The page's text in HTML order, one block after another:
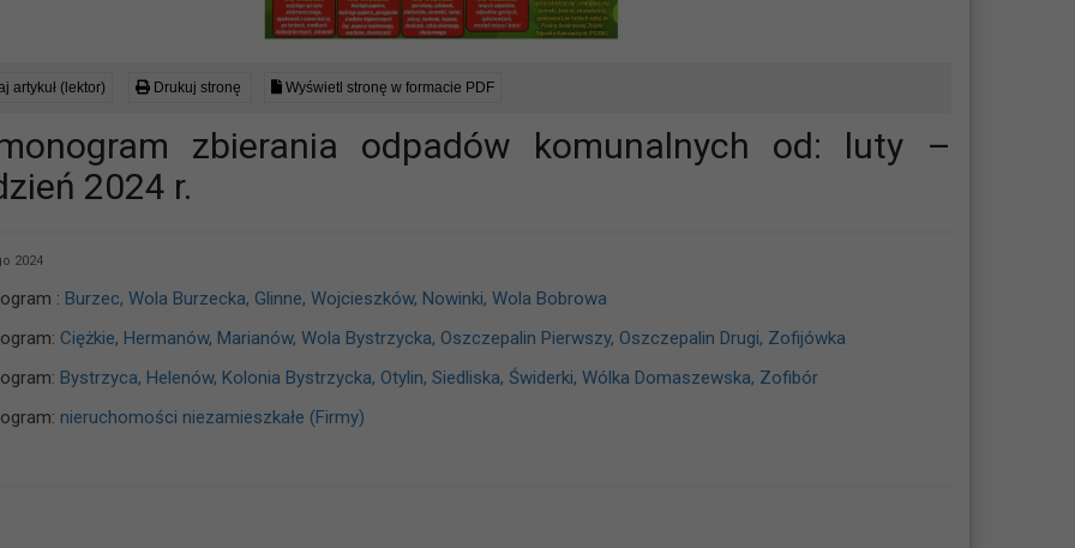
artykuł (lektor) Drukuj stronę Wyświetl stronę w formacie PDF
zbierania odpadów komunalnych od: luty –
2024 r.
2024
: Burzec, Wola Burzecka, Glinne, Wojcieszków, Nowinki, Wola Bobrowa
Ciężkie, Hermanów, Marianów, Wola Bystrzycka, Oszczepalin Pierwszy, Oszczepalin Drugi, Zofijówka
Bystrzyca, Helenów, Kolonia Bystrzycka, Otylin, Siedliska, Świderki, Wólka Domaszewska, Zofibór
nieruchomości niezamieszkałe (Firmy)